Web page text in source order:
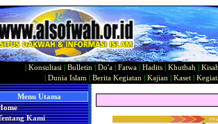
Konsultasi Bulletin Do'a Fatwa Hadits Khutbah
Dunia Islam Berita Kegiatan Kajian Kaset|
Menu Utama
Kami